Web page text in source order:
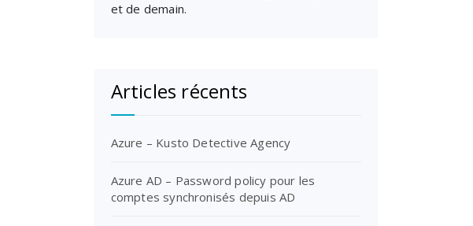
et de demain.
Articles récents
Azure – Kusto Detective Agency
Azure AD – Password policy pour les
comptes synchronisés depuis AD